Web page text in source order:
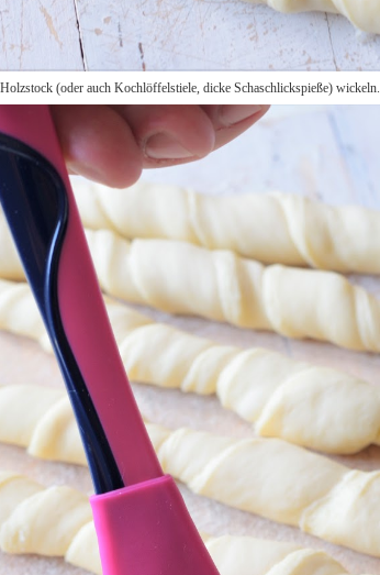
(oder auch Kochlöffelstiele, dicke Schaschlickspieße) wickeln.